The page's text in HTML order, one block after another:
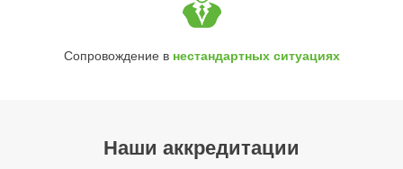
Сопровождение в нестандартных ситуациях
Наши аккредитации